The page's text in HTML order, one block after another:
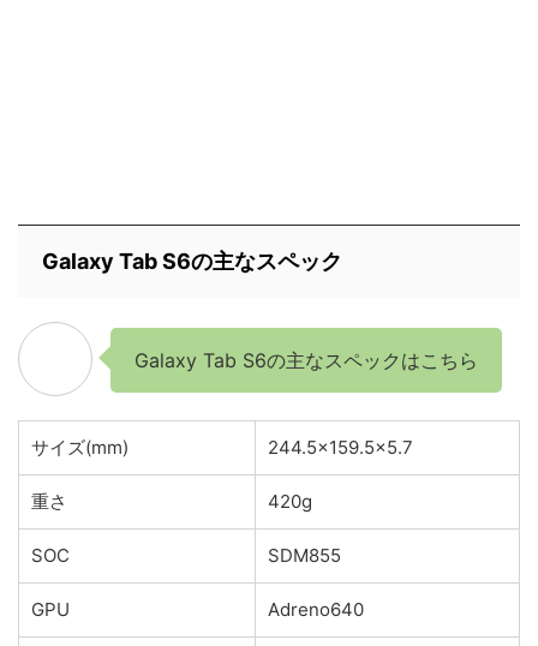
Galaxy Tab S6の主なスペック
Galaxy Tab S6の主なスペックはこちら
サイズ(mm) 244.5×159.5×5.7
重さ 420g
SOC SDM855
GPU Adreno640